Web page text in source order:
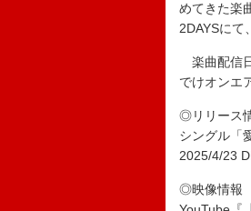
めてきた楽
2DAYSにて
楽曲配信
でけオンエ
◎リリース
シングル「
2025/4/23
◎映像情報